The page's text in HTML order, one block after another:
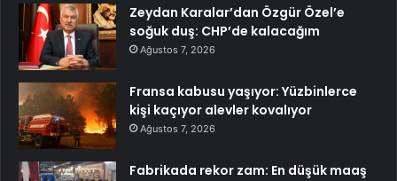
Zeydan Karalar’dan Özgür Özel’e
soğuk duş: CHP’de kalacağım
Ağustos 7, 2026
Fransa kabusu yaşıyor: Yüzbinlerce
kişi kaçıyor alevler kovalıyor
Ağustos 7, 2026
Fabrikada rekor zam: En düşük maaş